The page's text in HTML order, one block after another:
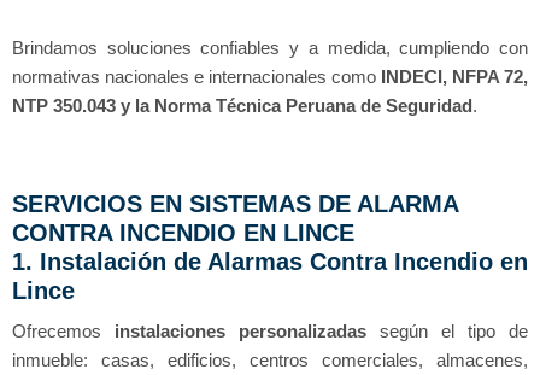
Brindamos soluciones confiables y a medida, cumpliendo con
normativas nacionales e internacionales como INDECI, NFPA 72,
NTP 350.043 y la Norma Técnica Peruana de Seguridad.
SERVICIOS EN SISTEMAS DE ALARMA
CONTRA INCENDIO EN LINCE
1. Instalación de Alarmas Contra Incendio en
Lince
Ofrecemos instalaciones personalizadas según el tipo de
inmueble: casas, edificios, centros comerciales, almacenes,